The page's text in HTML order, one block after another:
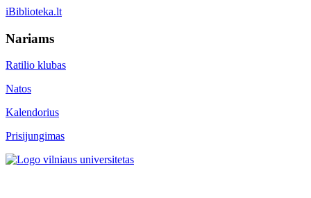
iBiblioteka.lt
Nariams
Ratilio klubas
Natos
Kalendorius
Prisijungimas